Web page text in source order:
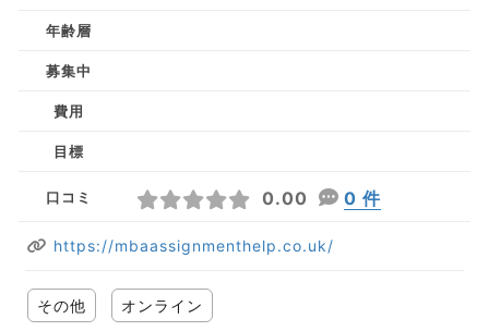
年齢層
募集中
費用
目標
口コミ 0.00 0 件
https://mbaassignmenthelp.co.uk/
その他 オンライン